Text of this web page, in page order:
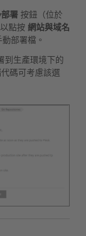
署 按鈕（位於
點按 網站與域名
部署檔。
到生產環境下的
碼可考慮該選